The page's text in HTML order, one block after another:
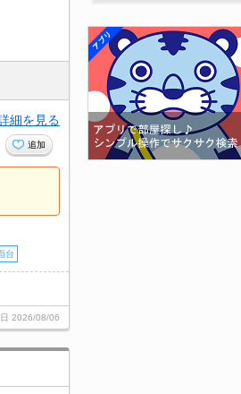
細を見る
追加
台
2026/08/06